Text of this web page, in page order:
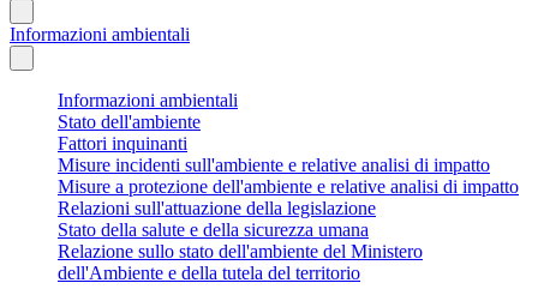
Informazioni ambientali
Informazioni ambientali
Stato dell'ambiente
Fattori inquinanti
Misure incidenti sull'ambiente e relative analisi di impatto
Misure a protezione dell'ambiente e relative analisi di impatto
Relazioni sull'attuazione della legislazione
Stato della salute e della sicurezza umana
Relazione sullo stato dell'ambiente del Ministero
dell'Ambiente e della tutela del territorio